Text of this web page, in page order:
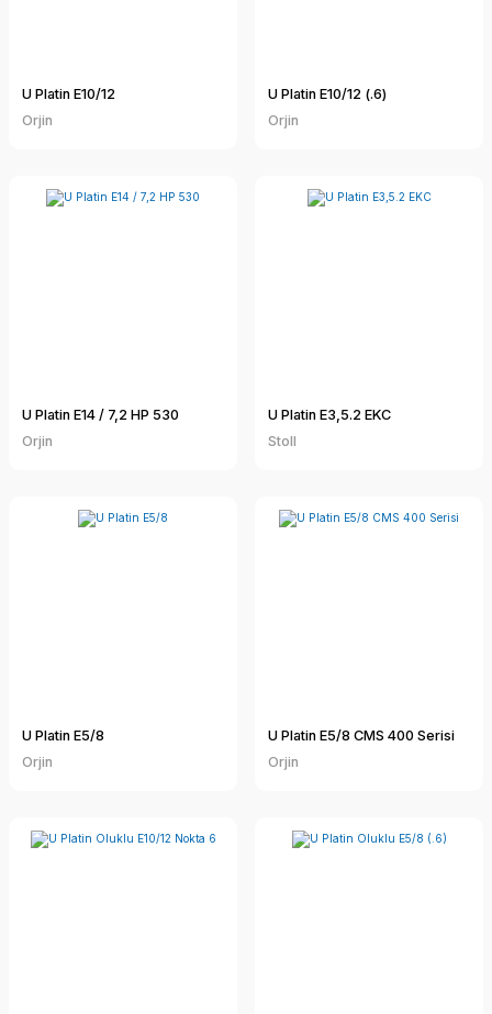
U Platin E10/12
Orjin
U Platin E10/12 (.6)
Orjin
U Platin E14 / 7,2 HP 530
Orjin
U Platin E3,5.2 EKC
Stoll
U Platin E5/8
Orjin
U Platin E5/8 CMS 400 Serisi
Orjin